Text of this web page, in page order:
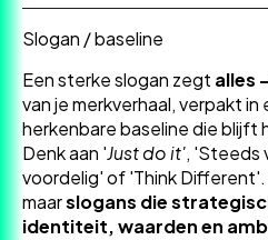
Slogan / baseline
Een sterke slogan zegt alles
van je merkverhaal, verpakt
herkenbare baseline die blijft
Denk aan 'Just do it', 'Steeds
voordelig' of 'Think
maarslogans die
identiteit, waarden en